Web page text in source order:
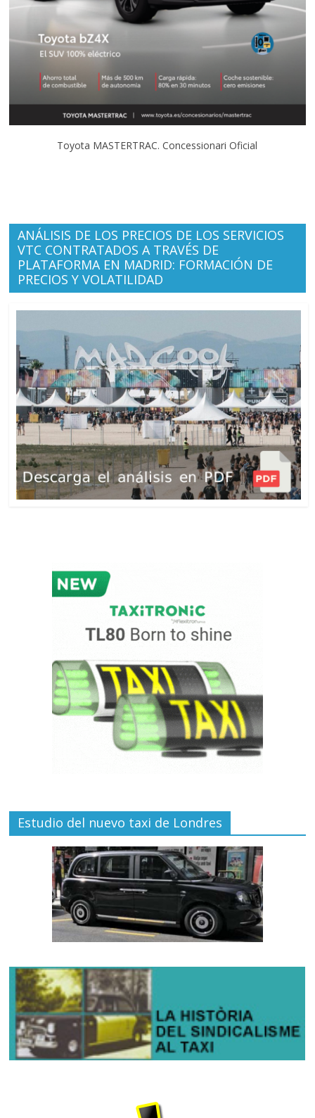
Toyota MASTERTRAC. Concessionari Oficial
ANÁLISIS DE LOS PRECIOS DE LOS SERVICIOS
VTC CONTRATADOS A TRAVÉS DE
PLATAFORMA EN MADRID: FORMACIÓN DE
PRECIOS Y VOLATILIDAD
Estudio del nuevo taxi de Londres